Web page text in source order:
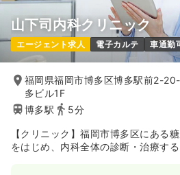
山下司内科クリニック
エージェント求人 電子カルテ 車通勤
福岡県福岡市博多区博多駅前2-
多ビル1F
博多駅
5分
【クリニック】福岡市博多区にある
をはじめ、内科全体の診断・治療する